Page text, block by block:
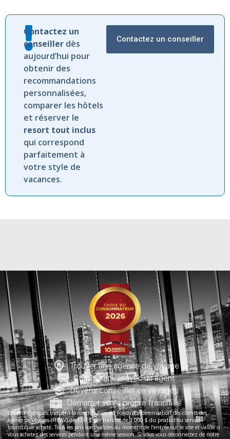
Contactez un
conseiller dès
aujourd’hui pour
obtenir des
recommandations
personnalisées,
comparer les hôtels
et réserver le
resort tout inclus
qui correspond
parfaitement à
votre style de
vacances.
Contactez un conseiller
Trouver une agence de voyage
Communiquer avec un agent
Devenir conseiller en voyages
Démarrer votre propre franchise
Les prix indiqués incluent la contribution au Fonds d’indemnisation des clients des
agents de voyages (FICAV) de 1,00 $ par tranche de 1 000 $ du produit ou service
touristique acheté. Tous les prix sont valides au moment de l’entrée sur le site et valide si
vous achetez des services pendant une même session. Si vous vous déconnectez de notre